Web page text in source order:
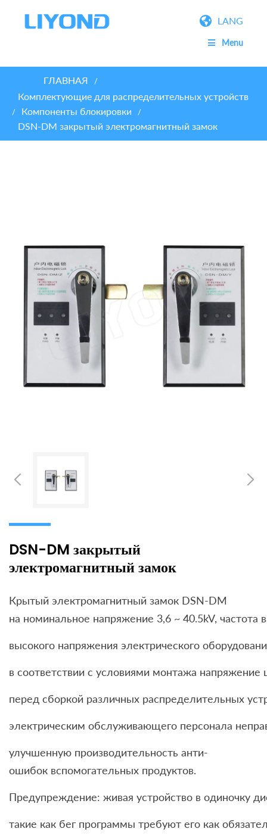
LANG
Menu
ГЛАВНАЯ /
Комплектующие для распределительных устройств
/ Компоненты блокировки /
DSN-DM закрытый электромагнитный замок
DSN-DM закрытый
электромагнитный замок
Крытый электромагнитный замок DSN-DM
на номинальное напряжение 3,6 ~ 40.5kV, частота
высокого напряжения электрического
в соответствии с условиями монтажа
перед сборкой различных распределительных
электрическим обслуживающего персонала
улучшенную производительность анти-
ошибок вспомогательных продуктов.
Предупреждение: живая устройство в одиночку
такие как бег программы требуют его как